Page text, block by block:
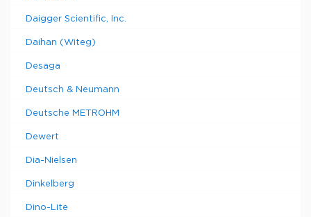
Daigger Scientific, Inc.
Daihan (Witeg)
Desaga
Deutsch & Neumann
Deutsche METROHM
Dewert
Dia-Nielsen
Dinkelberg
Dino-Lite